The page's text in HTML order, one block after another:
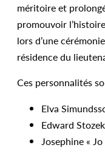
méritoire et
promouvoir
lors d’une
résidence du
Ces personnalités
Elva
Edward
Josephine «